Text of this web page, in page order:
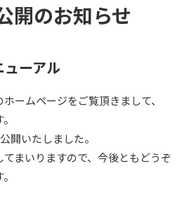
開のお知らせ
ューアル
ームページをご覧頂きまして、
開いたしました。
まいりますので、今後ともどうぞ